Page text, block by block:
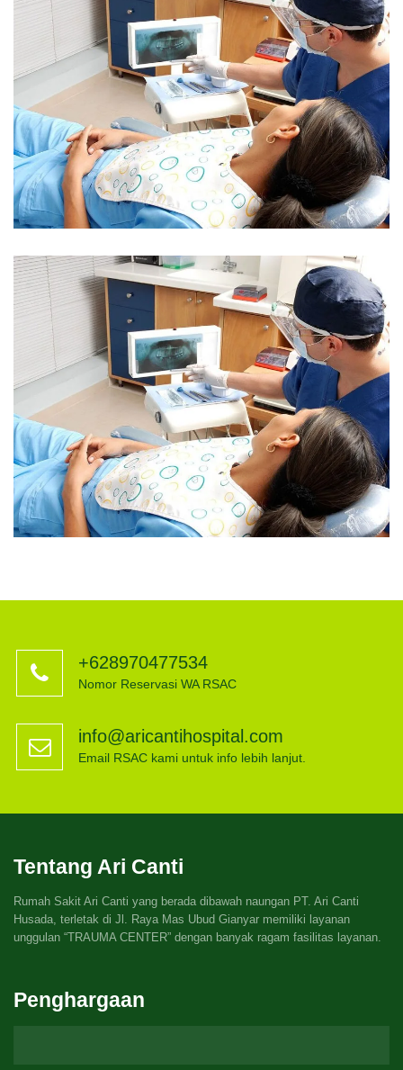
Dentures / Partial Dentures
Pharmacy Travel Medicine
Fluoride Treatment
Perawatan Intensif
+628970477534
Nomor Reservasi WA RSAC
info@aricantihospital.com
Email RSAC kami untuk info lebih lanjut.
Tentang Ari Canti
Rumah Sakit Ari Canti yang berada dibawah naungan PT. Ari Canti
Husada, terletak di Jl. Raya Mas Ubud Gianyar memiliki layanan
unggulan “TRAUMA CENTER” dengan banyak ragam fasilitas layanan.
Penghargaan